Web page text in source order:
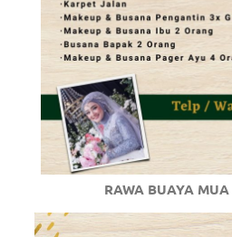
RAWA BUAYA MUA